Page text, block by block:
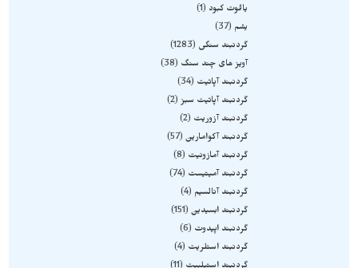
یاقوت کبود
1
یشم
37
گردنبند سنگی
1283
آویز های چند سنگ
38
گردنبند آپاتیت
34
گردنبند آپاتیت سبز 2
گردنبند آزوریت
2
گردنبند آکوامارین 57
گردنبند آمازونیت
8
گردنبند آمیتیست
74
گردنبند آنالسیم
4
گردنبند ابسیدین 151
گردنبند اپیدوت
6
گردنبند استلریت
4